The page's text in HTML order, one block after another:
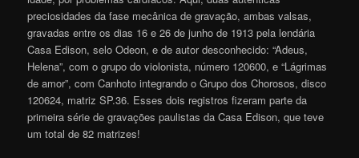
preciosidades da fase mecânica de gravação, ambas valsas,
gravadas entre os dias 16 e 26 de junho de 1913 pela lendária
Casa Edison, selo Odeon, e de autor desconhecido: “Adeus,
Helena”, com o grupo do violonista, número 120600, e “Lágrimas
de amor”, com Canhoto integrando o Grupo dos Chorosos, disco
120624, matriz SP.36. Esses dois registros fizeram parte da
primeira série de gravações paulistas da Casa Edison, que teve
um total de 82 matrizes!